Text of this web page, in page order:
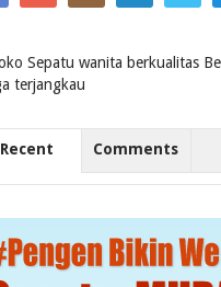
Recent Comments